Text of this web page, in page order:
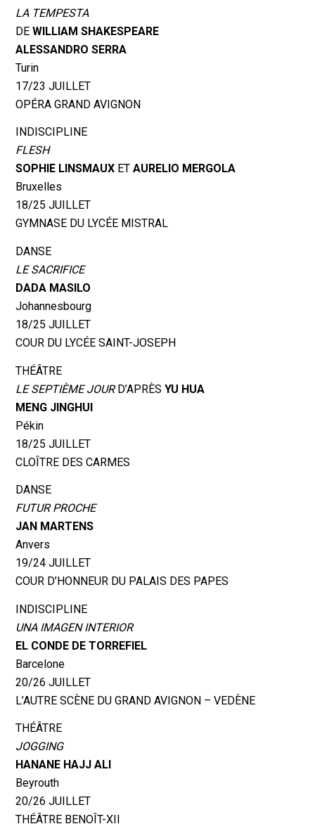
LA TEMPESTA
DEWILLIAM SHAKESPEARE
ALESSANDRO SERRA
Turin
17/23 JUILLET
OPÉRA GRAND AVIGNON
INDISCIPLINE
FLESH
SOPHIE LINSMAUX ETAURELIO MERGOLA
Bruxelles
18/25 JUILLET
GYMNASE DU LYCÉE MISTRAL
DANSE
LE SACRIFICE
DADA MASILO
Johannesbourg
18/25 JUILLET
COUR DU LYCÉE SAINT-JOSEPH
THÉÂTRE
LE SEPTIÈME JOURD’APRÈSYU HUA
MENG JINGHUI
Pékin
18/25 JUILLET
CLOÎTRE DES CARMES
DANSE
FUTUR PROCHE
JAN MARTENS
Anvers
19/24 JUILLET
COUR D’HONNEUR DU PALAIS DES PAPES
INDISCIPLINE
UNA IMAGEN INTERIOR
EL CONDE DE TORREFIEL
Barcelone
20/26 JUILLET
L’AUTRE SCÈNE DU GRAND AVIGNON – VEDÈNE
THÉÂTRE
JOGGING
HANANE HAJJ ALI
Beyrouth
20/26 JUILLET
THÉÂTRE BENOÎT-XII